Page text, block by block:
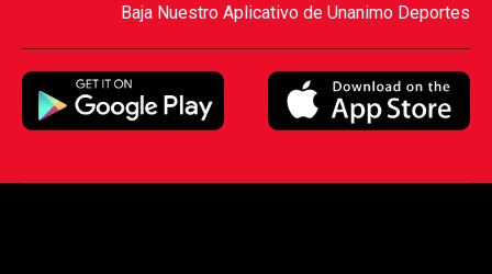
Baja Nuestro Aplicativo de Unanimo Deportes